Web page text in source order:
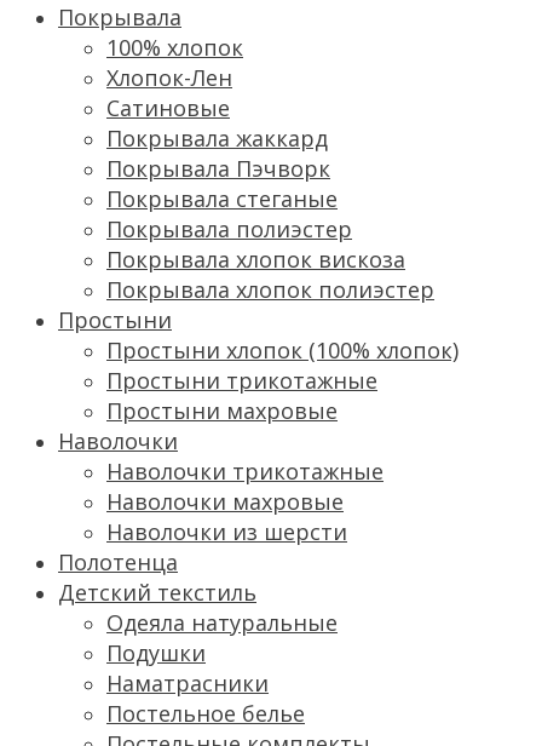
Покрывала
100% хлопок
Хлопок-Лен
Сатиновые
Покрывала жаккард
Покрывала Пэчворк
Покрывала стеганые
Покрывала полиэстер
Покрывала хлопок вискоза
Покрывала хлопок полиэстер
Простыни
Простыни хлопок (100% хлопок)
Простыни трикотажные
Простыни махровые
Наволочки
Наволочки трикотажные
Наволочки махровые
Наволочки из шерсти
Полотенца
Детский текстиль
Одеяла натуральные
Подушки
Наматрасники
Постельное белье